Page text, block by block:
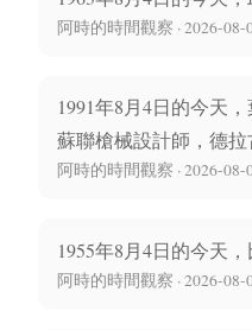
阿時的時間觀察 · 2026-08-
1991年8月4日的今天
蘇聯槍械設計師，德拉
阿時的時間觀察 · 2026-08-
1955年8月4日的今天
阿時的時間觀察 · 2026-08-